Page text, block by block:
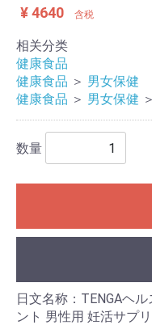
¥ 4640 含税
相关分类
健康食品
健康食品 ＞ 男女保健
健康食品 ＞ 男女保健 ＞
数量
日文名称：TENGAヘ
ント 男性用 妊活サプリ]